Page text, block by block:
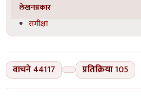
लेखनप्रकार
समीक्षा
वाचने 44117 प्रतिक्रिया105